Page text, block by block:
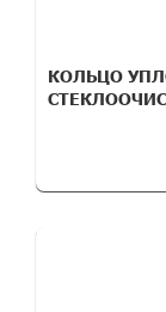
КОЛЬЦО